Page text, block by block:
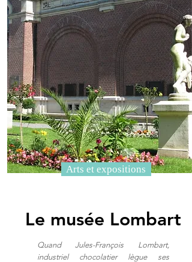
Arts et expositions
Le musée Lombart
Quand Jules-François Lombart,
industriel chocolatier lègue ses